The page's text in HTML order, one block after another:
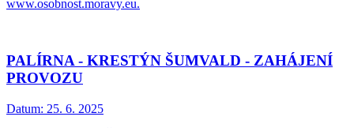
www.osobnost.moravy.eu.
PALÍRNA - KRESTÝN ŠUMVALD - ZAHÁJENÍ
PROVOZU
Datum: 25. 6. 2025